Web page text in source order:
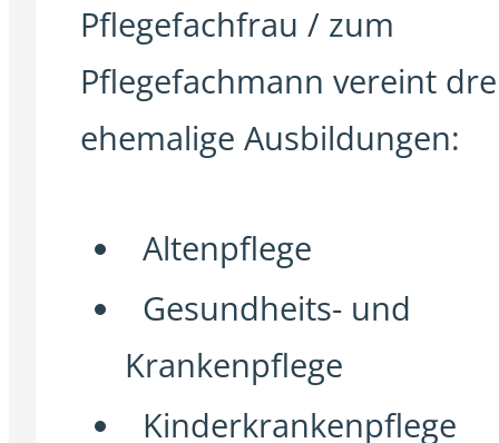
Pflegefachfrau / zum
Pflegefachmann vereint
ehemalige Ausbildungen:
Altenpflege
Gesundheits- und
Krankenpflege
Kinderkrankenpflege